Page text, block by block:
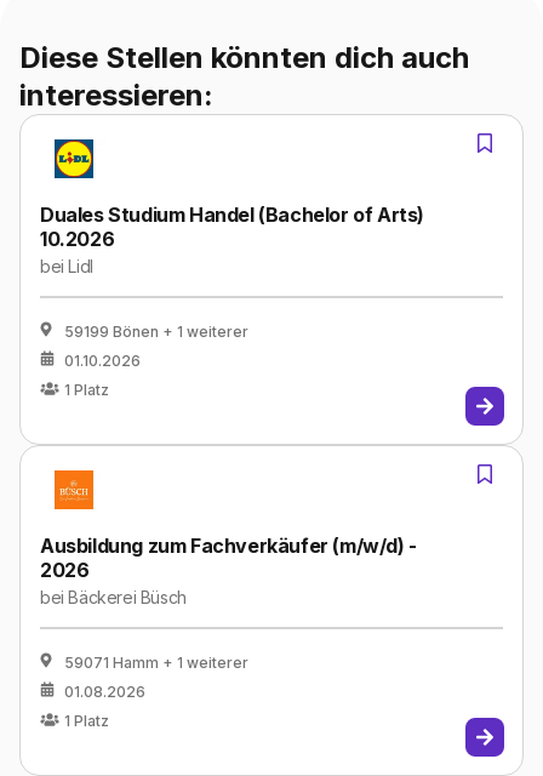
Diese Stellen könnten dich auch
interessieren:
Duales Studium Handel (Bachelor of Arts)
10.2026
beiLidl
59199 Bönen + 1 weiterer
01.10.2026
1 Platz
Ausbildung zum Fachverkäufer (m/w/d) -
2026
beiBäckerei Büsch
59071 Hamm + 1 weiterer
01.08.2026
1 Platz